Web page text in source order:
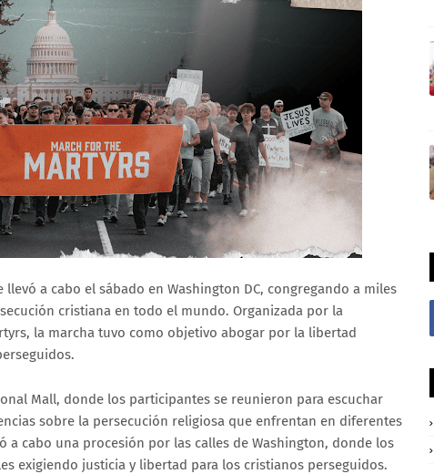
a cabo el sábado en Washington DC, congregando a miles
cristiana en todo el mundo. Organizada por la
la marcha tuvo como objetivo abogar por la libertad
Mall, donde los participantes se reunieron para escuchar
sobre la persecución religiosa que enfrentan en diferentes
a cabo una procesión por las calles de Washington, donde los
exigiendo justicia y libertad para los cristianos perseguidos.